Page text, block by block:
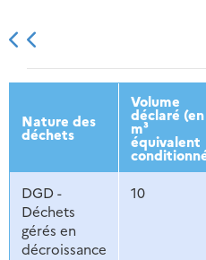
2013 2014
Nature des
déchets
Volume
déclaré (en
m³
équivalent
DGD -
Déchets
gérés en
décroissance
10